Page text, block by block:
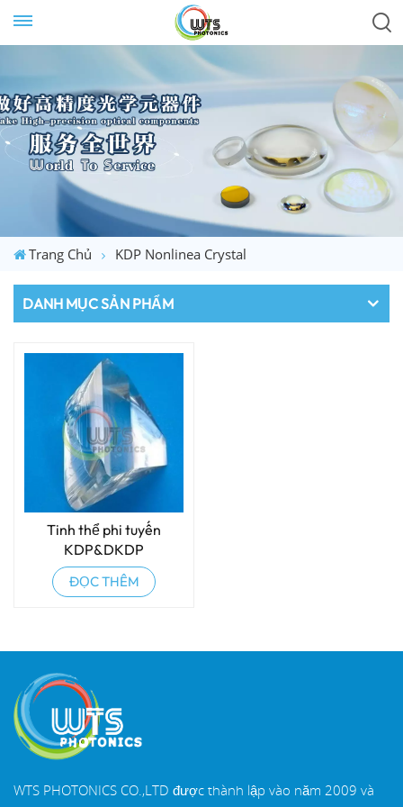
Trang Chủ KDP Nonlinea Crystal
DANH MỤC SẢN PHẨM
Tinh thể phi tuyến
KDP&DKDP
ĐỌC THÊM
WTS PHOTONICS CO.,LTD được thành lập vào năm 2009 và